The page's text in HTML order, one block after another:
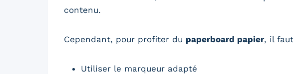
contenu.
Cependant, pour profiter du paperboard papier, il
Utiliser le marqueur adapté